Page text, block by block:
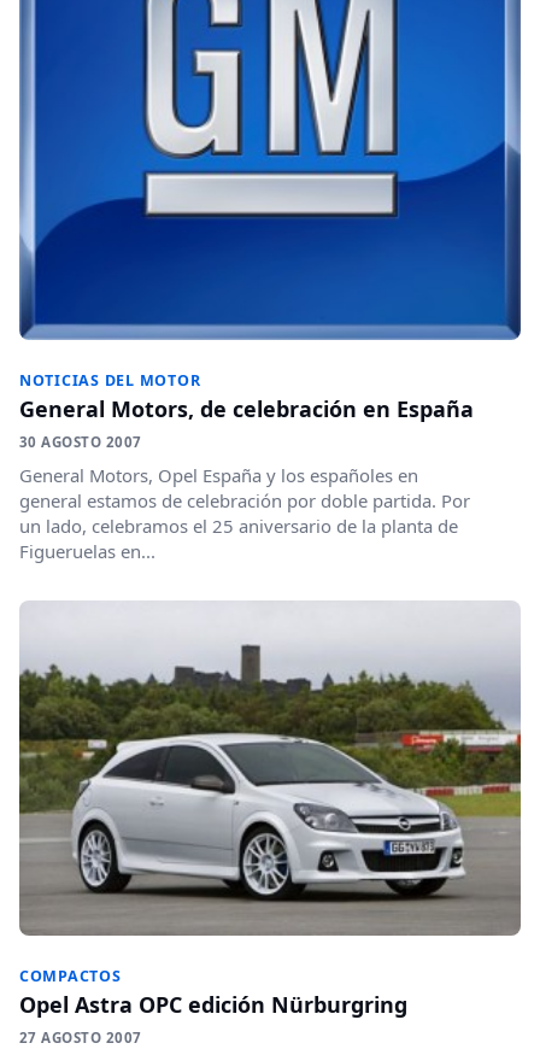
NOTICIAS DEL MOTOR
General Motors, de celebración en España
30 AGOSTO 2007
General Motors, Opel España y los españoles en
general estamos de celebración por doble partida. Por
un lado, celebramos el 25 aniversario de la planta de
Figueruelas en...
COMPACTOS
Opel Astra OPC edición Nürburgring
27 AGOSTO 2007